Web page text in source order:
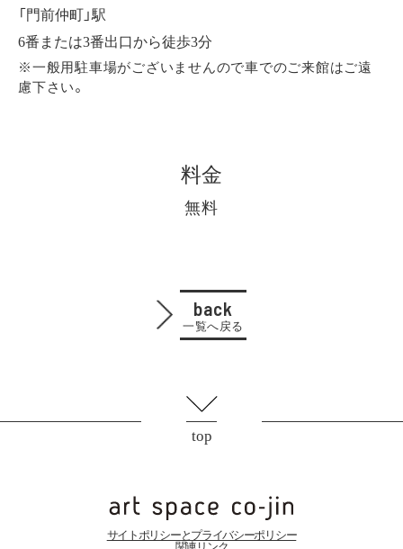
「門前仲町」駅
6番または3番出口から徒歩3分
※一般用駐車場がございませんので車でのご来館はご遠
慮下さい。
料金
無料
back
一覧へ戻る
top
サイトポリシーとプライバシーポリシー